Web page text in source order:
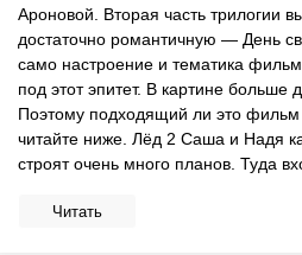
Ароновой. Вторая часть трилогии
достаточно романтичную — День
само настроение и тематика
под этот эпитет. В картине больше
Поэтому подходящий ли это фильм
читайте ниже. Лёд 2 Саша и Надя
строят очень много планов. Туда
Читать